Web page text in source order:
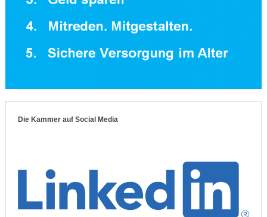
Die Kammer auf Social Media